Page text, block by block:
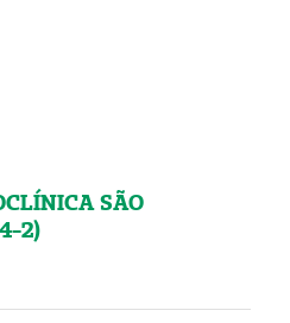
SÃO
2)